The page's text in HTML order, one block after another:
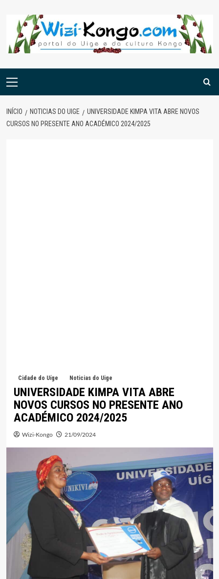
content
Menu
INÍCIO NOTICIAS DO UIGE
UNIVERSIDADE KIMPA VITA ABRE NOVOS
CURSOS NO PRESENTE ANO ACADÉMICO 2024/2025
Cidade do Uíge Noticias do Uige
UNIVERSIDADE KIMPA VITA ABRE
NOVOS CURSOS NO PRESENTE ANO
ACADÉMICO 2024/2025
Wizi-Kongo 21/09/2024